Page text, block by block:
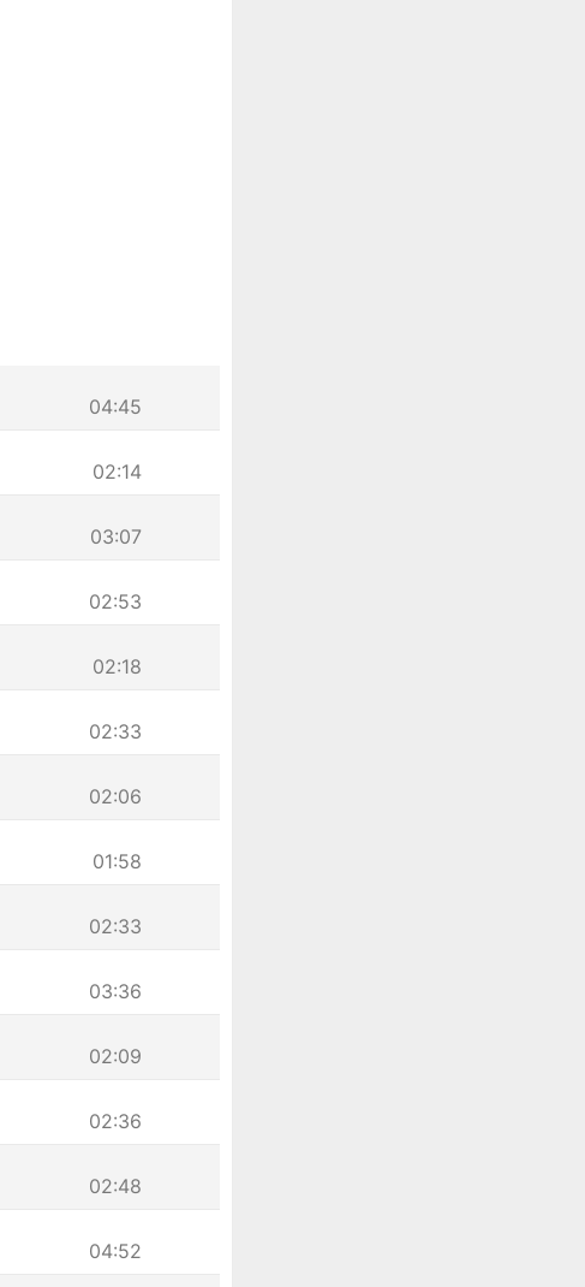
04:45
02:14
03:07
02:53
02:18
02:33
02:06
01:58
02:33
03:36
02:09
02:36
02:48
04:52